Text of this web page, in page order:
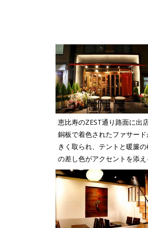
恵比寿のZEST通り路面に出店
銅板で着色されたファサー
きく取られ、テントと暖簾
の差し色がアクセントを添え